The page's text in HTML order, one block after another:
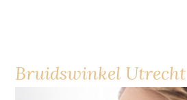
Bruidswinkel Utrecht